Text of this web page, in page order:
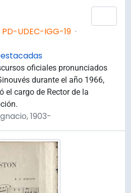
PD-UDEC-IGG-19 ·
oficiales pronunciados
durante el año 1966,
el cargo de Rector de la
1903-